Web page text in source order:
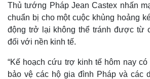
Thủ tướng Pháp Jean Castex nhấn
chuẩn bị cho một cuộc khủng hoảng
động trở lại không thể tránh được từ
đối với nền kinh tế.
“Kế hoạch cứu trợ kinh tế hôm nay
bảo vệ các hộ gia đình Pháp và các